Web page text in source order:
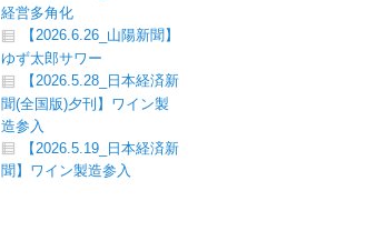
経営多角化
【2026.6.26_山陽新聞】
ゆず太郎サワー
【2026.5.28_日本経済新
聞(全国版)夕刊】ワイン製
造参入
【2026.5.19_日本経済新
聞】ワイン製造参入